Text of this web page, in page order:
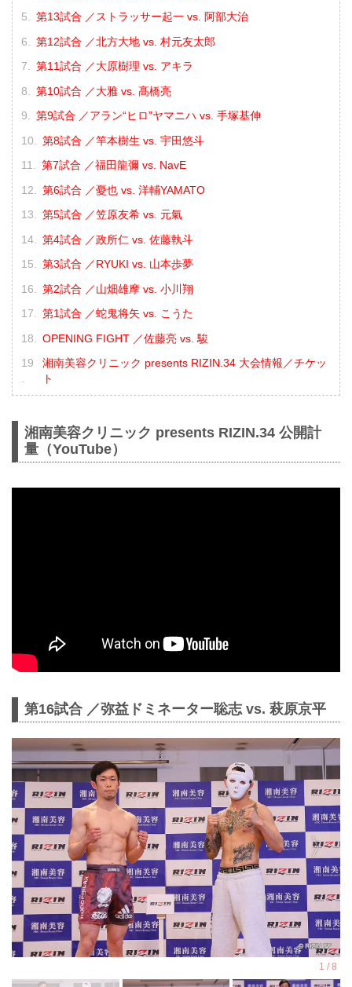
第13試合 ／ストラッサー起一 vs. 阿部大治
第12試合 ／北方大地 vs. 村元友太郎
第11試合 ／大原樹理 vs. アキラ
第10試合 ／大雅 vs. 髙橋亮
第9試合 ／アラン“ヒロ”ヤマニハ vs. 手塚基伸
第8試合 ／竿本樹生 vs. 宇田悠斗
第7試合 ／福田龍彌 vs. NavE
第6試合 ／憂也 vs. 洋輔YAMATO
第5試合 ／笠原友希 vs. 元氣
第4試合 ／政所仁 vs. 佐藤執斗
第3試合 ／RYUKI vs. 山本歩夢
第2試合 ／山畑雄摩 vs. 小川翔
第1試合 ／蛇鬼将矢 vs. こうた
OPENING FIGHT ／佐藤亮 vs. 駿
湘南美容クリニック presents RIZIN.34 大会情報／チケッ
ト
湘南美容クリニック presents RIZIN.34 公開計
量（YouTube）
第16試合 ／弥益ドミネーター聡志 vs. 萩原京平